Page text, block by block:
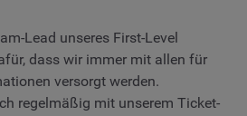
Lead unseres First-Level
dass wir immer mit allen für
versorgt werden.
regelmäßig mit unserem Ticket-